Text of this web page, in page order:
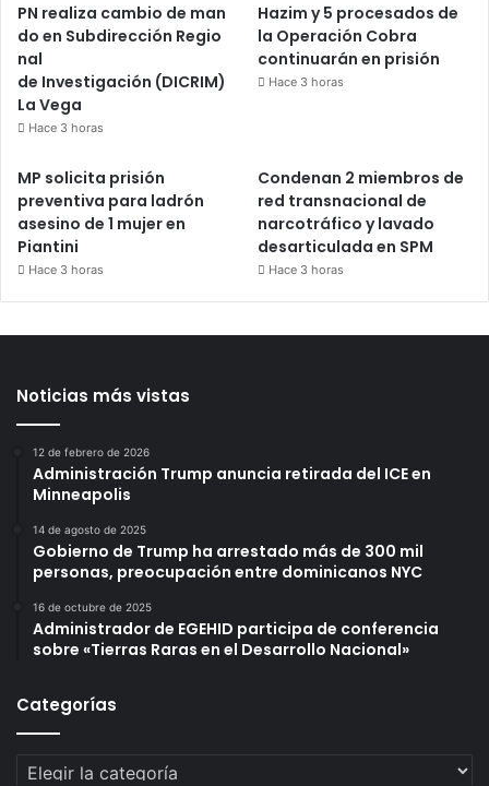
PN realiza cambio de man
do en Subdirección Regio
nal
de Investigación (DICRIM)
La Vega
Hace 3 horas
Hazim y 5 procesados de
la Operación Cobra
continuarán en prisión
Hace 3 horas
MP solicita prisión
preventiva para ladrón
asesino de 1 mujer en
Piantini
Hace 3 horas
Condenan 2 miembros de
red transnacional de
narcotráfico y lavado
desarticulada en SPM
Hace 3 horas
Noticias más vistas
12 de febrero de 2026
Administración Trump anuncia retirada del ICE en
Minneapolis
14 de agosto de 2025
Gobierno de Trump ha arrestado más de 300 mil
personas, preocupación entre dominicanos NYC
16 de octubre de 2025
Administrador de EGEHID participa de conferencia
sobre «Tierras Raras en el Desarrollo Nacional»
Categorías
Categorías